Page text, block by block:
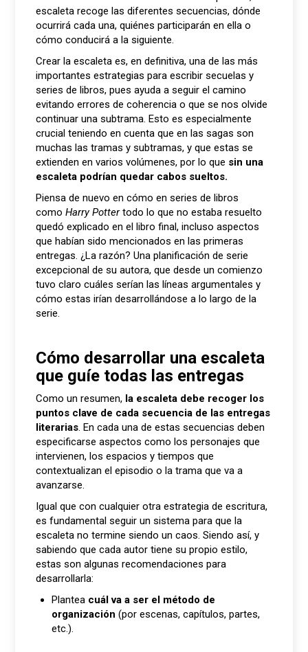
escaleta recoge las diferentes secuencias, dónde
ocurrirá cada una, quiénes participarán en ella o
cómo conducirá a la siguiente.
Crear la escaleta es, en definitiva, una de las más
importantes estrategias para escribir secuelas y
series de libros, pues ayuda a seguir el camino
evitando errores de coherencia o que se nos olvide
continuar una subtrama. Esto es especialmente
crucial teniendo en cuenta que en las sagas son
muchas las tramas y subtramas, y que estas se
extienden en varios volúmenes, por lo que sin una
escaleta podrían quedar cabos sueltos.
Piensa de nuevo en cómo en series de libros
comoHarry Pottertodo lo que no estaba resuelto
quedó explicado en el libro final, incluso aspectos
que habían sido mencionados en las primeras
entregas. ¿La razón? Una planificación de serie
excepcional de su autora, que desde un comienzo
tuvo claro cuáles serían las líneas argumentales y
cómo estas irían desarrollándose a lo largo de la
serie.
Cómo desarrollar una escaleta
que guíe todas las entregas
Como un resumen, la escaleta debe recoger los
puntos clave de cada secuencia de las entregas
literarias. En cada una de estas secuencias deben
especificarse aspectos como los personajes que
intervienen, los espacios y tiempos que
contextualizan el episodio o la trama que va a
avanzarse.
Igual que con cualquier otra estrategia de escritura,
es fundamental seguir un sistema para que la
escaleta no termine siendo un caos. Siendo así, y
sabiendo que cada autor tiene su propio estilo,
estas son algunas recomendaciones para
desarrollarla:
Planteacuál va a ser el método de
organización (por escenas, capítulos, partes,
etc.).